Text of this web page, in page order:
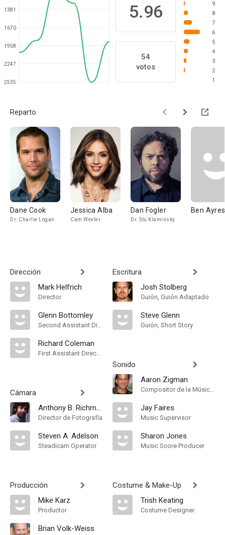
1381
1670
1958
2247
2535
5.96
54
votos
9
8
7
6
5
4
3
2
1
Reparto
Dane Cook
Dr. Charlie Logan
Jessica Alba
Cam Wexler
Dan Fogler
Dr. Stu Klaminsky
Ben Ayres
Dirección
Mark Helfrich
Director
Glenn Bottomley
Second Assistant Director
Richard Coleman
First Assistant Director
Cámara
Anthony B. Richmond
Director de Fotografía
Steven A. Adelson
Steadicam Operator
Producción
Mike Karz
Productor
Brian Volk-Weiss
Escritura
Josh Stolberg
Guión, Guión Adaptado
Steve Glenn
Guión, Short Story
Sonido
Aaron Zigman
Compositor de la Música Original
Jay Faires
Music Supervisor
Sharon Jones
Music Score Producer
Costume & Make-Up
Trish Keating
Costume Designer